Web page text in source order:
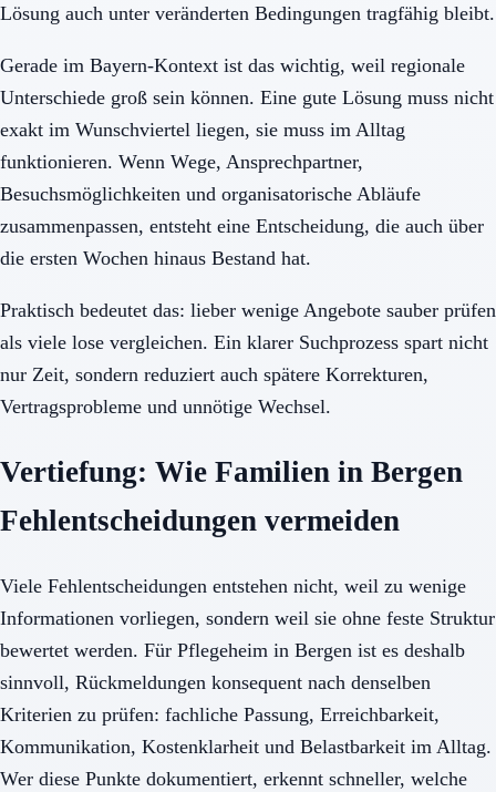
Lösung auch unter veränderten Bedingungen tragfähig bleibt.
Gerade im Bayern-Kontext ist das wichtig, weil regionale
Unterschiede groß sein können. Eine gute Lösung muss nicht
exakt im Wunschviertel liegen, sie muss im Alltag
funktionieren. Wenn Wege, Ansprechpartner,
Besuchsmöglichkeiten und organisatorische Abläufe
zusammenpassen, entsteht eine Entscheidung, die auch über
die ersten Wochen hinaus Bestand hat.
Praktisch bedeutet das: lieber wenige Angebote sauber prüfen
als viele lose vergleichen. Ein klarer Suchprozess spart nicht
nur Zeit, sondern reduziert auch spätere Korrekturen,
Vertragsprobleme und unnötige Wechsel.
Vertiefung: Wie Familien in Bergen
Fehlentscheidungen vermeiden
Viele Fehlentscheidungen entstehen nicht, weil zu wenige
Informationen vorliegen, sondern weil sie ohne feste Struktur
bewertet werden. Für Pflegeheim in Bergen ist es deshalb
sinnvoll, Rückmeldungen konsequent nach denselben
Kriterien zu prüfen: fachliche Passung, Erreichbarkeit,
Kommunikation, Kostenklarheit und Belastbarkeit im Alltag.
Wer diese Punkte dokumentiert, erkennt schneller, welche